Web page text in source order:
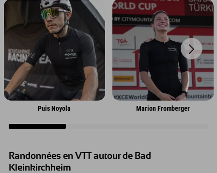
Puis Noyola Marion Fromberger
Randonnées en VTT autour de Bad
Kleinkirchheim